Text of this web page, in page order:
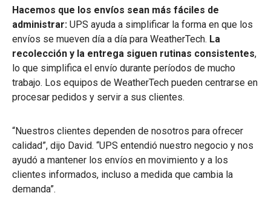
Hacemos que los envíos sean más fáciles de
administrar: UPS ayuda a simplificar la forma en que los
envíos se mueven día a día para WeatherTech. La
recolección y la entrega siguen rutinas consistentes,
lo que simplifica el envío durante períodos de mucho
trabajo. Los equipos de WeatherTech pueden centrarse en
procesar pedidos y servir a sus clientes.
“Nuestros clientes dependen de nosotros para ofrecer
calidad”, dijo David. “UPS entendió nuestro negocio y nos
ayudó a mantener los envíos en movimiento y a los
clientes informados, incluso a medida que cambia la
demanda”.